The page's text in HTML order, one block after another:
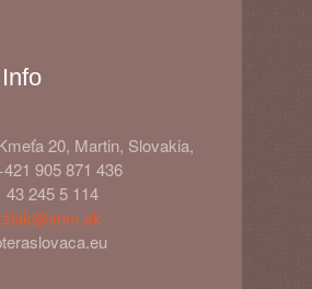
20, Martin, Slovakia,
905 871 436
43 245 5 114